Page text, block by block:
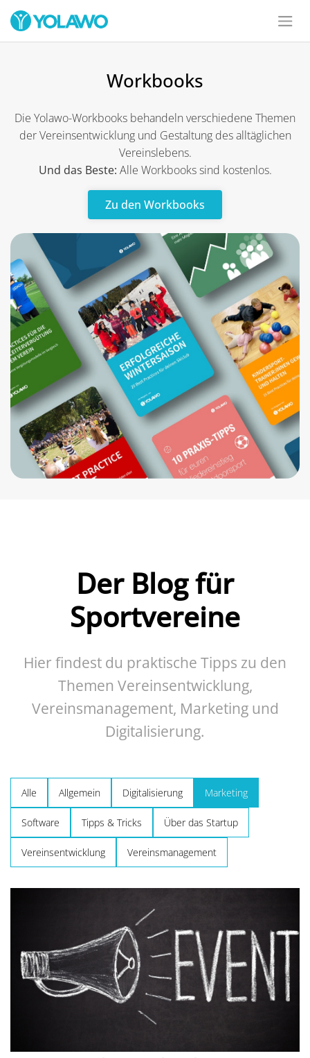
Workbooks
Die Yolawo-Workbooks behandeln verschiedene Themen
der Vereinsentwicklung und Gestaltung des alltäglichen
Vereinslebens.
Und das Beste: Alle Workbooks sind kostenlos.
Zu den Workbooks
Der Blog für
Sportvereine
Hier findest du praktische Tipps zu den
Themen Vereinsentwicklung,
Vereinsmanagement, Marketing und
Digitalisierung.
Alle Allgemein Digitalisierung Marketing
Software Tipps & Tricks Über das Startup
Vereinsentwicklung Vereinsmanagement